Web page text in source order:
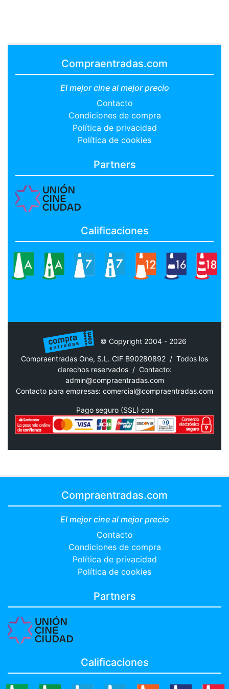
Compraentradas.com
El mejor cine al mejor precio
Contacto
Condiciones de compra
Política de privacidad
Política de cookies
Partners
Calificaciones
© Copyright 2004 - 2026
Compraentradas One, S.L. CIF B90280892 / Todos los
derechos reservados / Contacto:
admin@compraentradas.com
Contacto para empresas: comercial@compraentradas.com
Pago seguro (SSL) con
Compraentradas.com
El mejor cine al mejor precio
Contacto
Condiciones de compra
Política de privacidad
Política de cookies
Partners
Calificaciones